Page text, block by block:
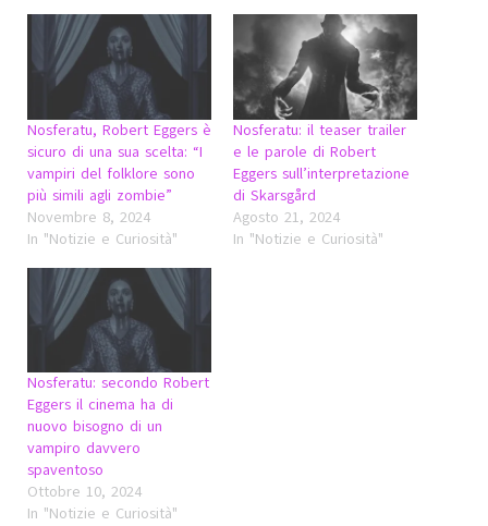
Nosferatu, Robert Eggers è
sicuro di una sua scelta: “I
vampiri del folklore sono
più simili agli zombie”
Novembre 8, 2024
In "Notizie e Curiosità"
Nosferatu: il teaser trailer
e le parole di Robert
Eggers sull’interpretazione
di Skarsgård
Agosto 21, 2024
In "Notizie e Curiosità"
Nosferatu: secondo Robert
Eggers il cinema ha di
nuovo bisogno di un
vampiro davvero
spaventoso
Ottobre 10, 2024
In "Notizie e Curiosità"